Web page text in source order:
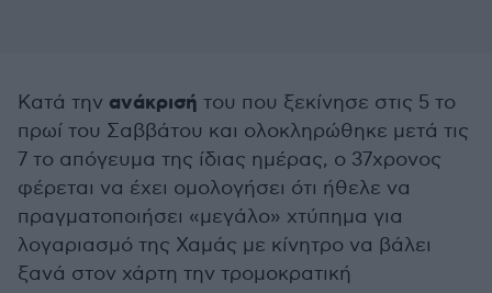
Κατά την ανάκρισή του που ξεκίνησε στις 5 το
πρωί του Σαββάτου και ολοκληρώθηκε μετά τις
7 το απόγευμα της ίδιας ημέρας, ο 37χρονος
φέρεται να έχει ομολογήσει ότι ήθελε να
πραγματοποιήσει «μεγάλο» χτύπημα για
λογαριασμό της Χαμάς με κίνητρο να βάλει
ξανά στον χάρτη την τρομοκρατική